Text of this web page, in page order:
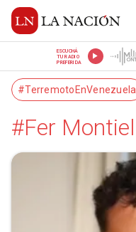
ESCUCHÁ
TU RADIO
PREFERIDA
#TerremotoEnVenezuela
#Fer Montiel